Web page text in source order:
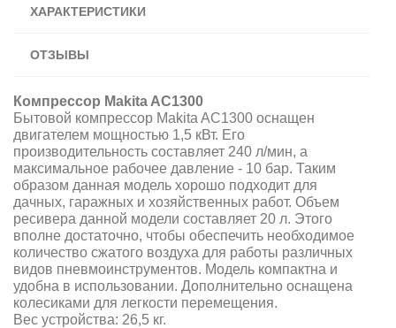
ХАРАКТЕРИСТИКИ
ОТЗЫВЫ
Компрессор Makita AC1300
Бытовой компрессор Makita AC1300 оснащен
двигателем мощностью 1,5 кВт. Его
производительность составляет 240 л/мин, а
максимальное рабочее давление - 10 бар. Таким
образом данная модель хорошо подходит для
дачных, гаражных и хозяйственных работ. Объем
ресивера данной модели составляет 20 л. Этого
вполне достаточно, чтобы обеспечить необходимое
количество сжатого воздуха для работы различных
видов пневмоинструментов. Модель компактна и
удобна в использовании. Дополнительно оснащена
колесиками для легкости перемещения.
Вес устройства: 26,5 кг.